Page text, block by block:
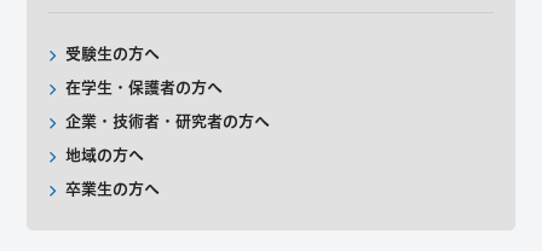
受験生の方へ
在学生・保護者の方へ
企業・技術者・研究者の方へ
地域の方へ
卒業生の方へ